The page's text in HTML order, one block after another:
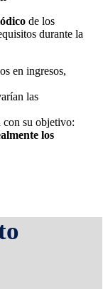
de los
durante la
en ingresos,
las
con su objetivo:
los